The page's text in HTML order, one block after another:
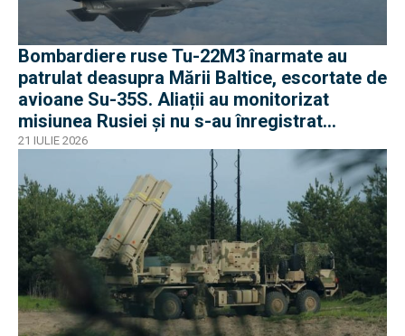
Bombardiere ruse Tu-22M3 înarmate au
patrulat deasupra Mării Baltice, escortate de
avioane Su-35S. Aliații au monitorizat
misiunea Rusiei și nu s-au înregistrat
incidente
21 IULIE 2026